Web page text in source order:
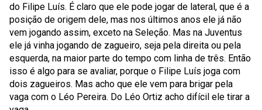
do Filipe Luís. É claro que ele pode jogar de lateral, que é a
posição de origem dele, mas nos últimos anos ele já não
vem jogando assim, exceto na Seleção. Mas na Juventus
ele já vinha jogando de zagueiro, seja pela direita ou pela
esquerda, na maior parte do tempo com linha de três. Então
isso é algo para se avaliar, porque o Filipe Luís joga com
dois zagueiros. Mas acho que ele vem para brigar pela
vaga com o Léo Pereira. Do Léo Ortiz acho difícil ele tirar a